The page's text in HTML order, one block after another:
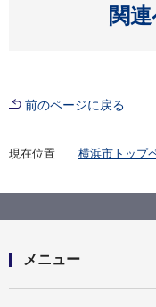
関
前のページに戻る
現在位置 横浜市トップ
生活環境保全
生活環境保全
メニュー